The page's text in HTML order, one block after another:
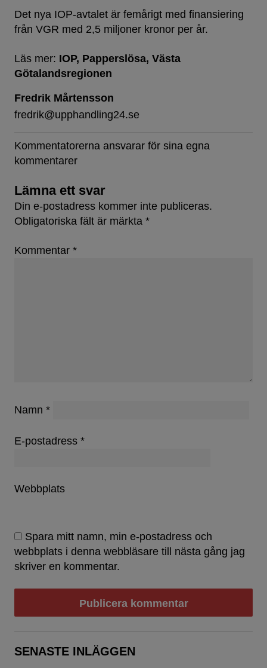
Det nya IOP-avtalet är femårigt med finansiering
från VGR med 2,5 miljoner kronor per år.
Läs mer: IOP Papperslösa Västa
Götalandsregionen
Fredrik Mårtensson
fredrik@upphandling24.se
Kommentatorerna ansvarar för sina egna
kommentarer
Lämna ett svar
Din e-postadress kommer inte publiceras.
Obligatoriska fält är märkta *
Kommentar *
Namn *
E-postadress *
Webbplats
Spara mitt namn, min e-postadress och
webbplats i denna webbläsare till nästa gång jag
skriver en kommentar.
SENASTE INLÄGGEN